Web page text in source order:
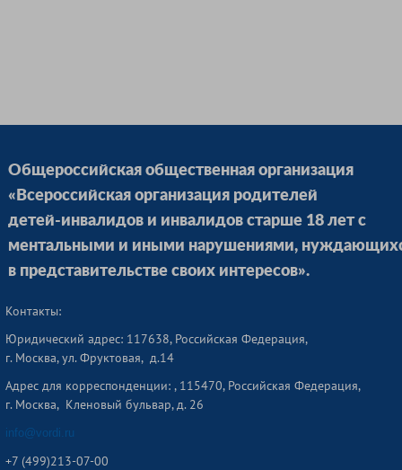
Общероссийская общественная организация
«Всероссийская организация родителей
детей-инвалидов и инвалидов старше 18 лет с
ментальными и иными нарушениями,
в представительстве своих интересов».
Контакты:
Юридический адрес: 117638, Российская Федерация,
г. Москва, ул. Фруктовая, д.14
Адрес для корреспонденции: , 115470, Российская Федерация,
г. Москва, Кленовый бульвар, д. 26
info@vordi.ru
+7 (499)213-07-00